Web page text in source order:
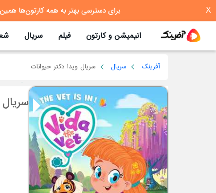
X
انیمیشن و کارتون فیلم سریال
آفرینک سریال سریال ویدا دکتر حیوانات